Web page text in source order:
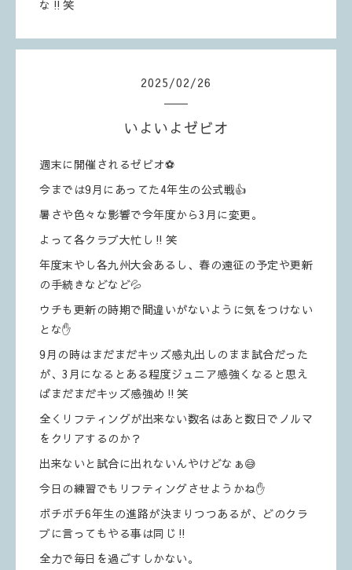
な‼️笑
2025/02/26
いよいよゼビオ
週末に開催されるゼビオ⚽️
今までは9月にあってた4年生の公式戦👍
暑さや色々な影響で今年度から3月に変更。
よって各クラブ大忙し‼️笑
年度末やし各九州大会あるし、春の遠征の予定や更新
の手続きなどなど💦
ウチも更新の時期で間違いがないように気をつけない
とな✋
9月の時はまだまだキッズ感丸出しのまま試合だった
が、3月になるとある程度ジュニア感強くなると思え
ばまだまだキッズ感強め‼️笑
全くリフティングが出来ない数名はあと数日でノルマ
をクリアするのか？
出来ないと試合に出れないんやけどなぁ😅
今日の練習でもリフティングさせようかね✋
ボチボチ6年生の進路が決まりつつあるが、どのクラ
ブに言ってもやる事は同じ‼️
全力で毎日を過ごすしかない。